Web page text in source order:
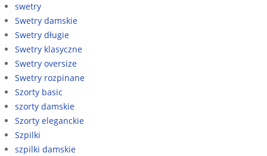
swetry
Swetry damskie
Swetry długie
Swetry klasyczne
Swetry oversize
Swetry rozpinane
Szorty basic
szorty damskie
Szorty eleganckie
Szpilki
szpilki damskie